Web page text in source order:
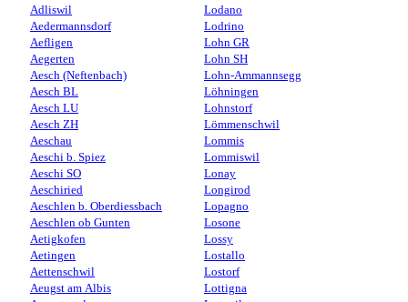
Adliswil
Aedermannsdorf
Aefligen
Aegerten
Aesch (Neftenbach)
Aesch BL
Aesch LU
Aesch ZH
Aeschau
Aeschi b. Spiez
Aeschi SO
Aeschiried
Aeschlen b. Oberdiessbach
Aeschlen ob Gunten
Aetigkofen
Aetingen
Aettenschwil
Aeugst am Albis
Lodano
Lodrino
Lohn GR
Lohn SH
Lohn-Ammannsegg
Löhningen
Lohnstorf
Lömmenschwil
Lommis
Lommiswil
Lonay
Longirod
Lopagno
Losone
Lossy
Lostallo
Lostorf
Lottigna